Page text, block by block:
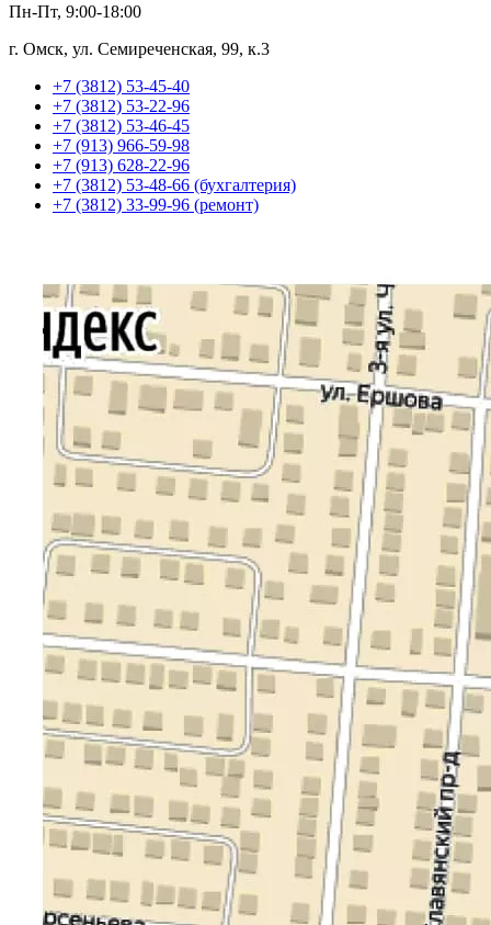
Пн-Пт, 9:00-18:00
г. Омск, ул. Семиреченская, 99, к.3
+7 (3812) 53-45-40
+7 (3812) 53-22-96
+7 (3812) 53-46-45
+7 (913) 966-59-98
+7 (913) 628-22-96
+7 (3812) 53-48-66 (бухгалтерия)
+7 (3812) 33-99-96 (ремонт)